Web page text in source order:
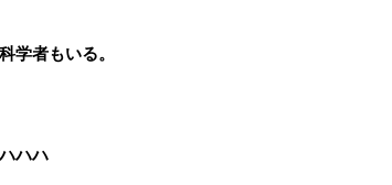
学者もいる。
ハハ